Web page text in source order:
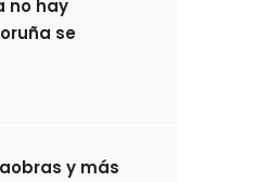
no hay
se
y más